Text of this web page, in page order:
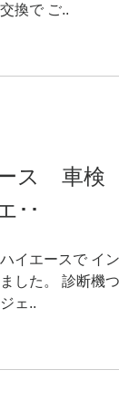
換で ご..
ース 車
･･
イエースで イ
した。 診断機
ェ..